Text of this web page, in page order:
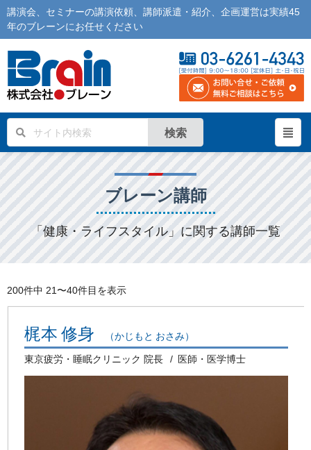
講演会 セミナーの講演依頼 講師派遣 ・紹介、企画運営は実績45
年のブレーンにお任せください
検索
ブレーン講師
「健康・ライフスタイル」に関する講師一覧
200件中 21〜40件目を表示
梶本 修身 （かじもと おさみ）
東京疲労・睡眠クリニック 院長 医師・医学博士